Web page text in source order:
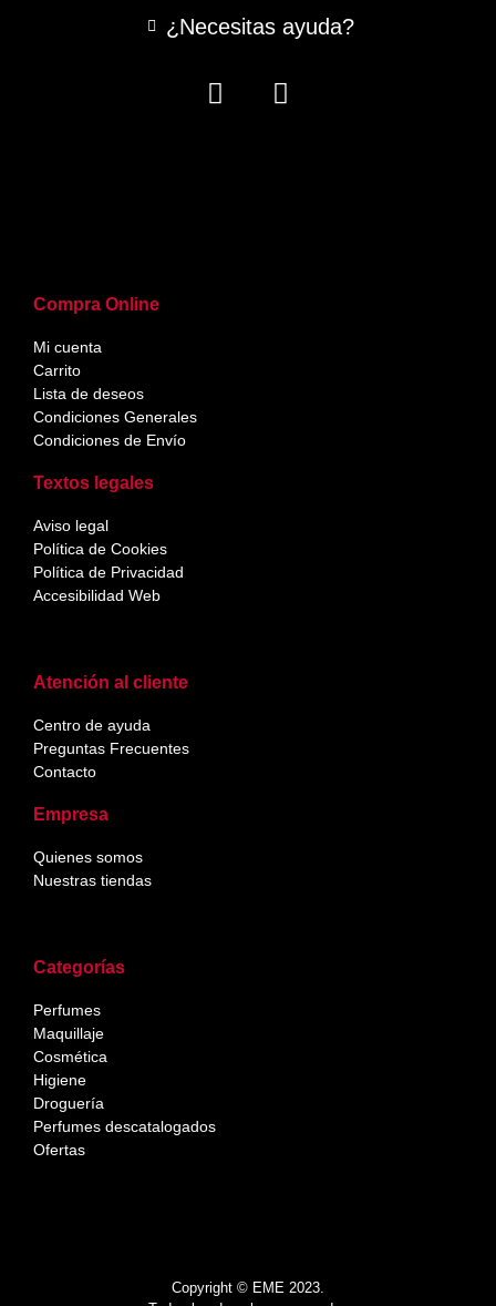
Copyright © EME 2023.
Categorías
Perfumes
Maquillaje
Cosmética
Higiene
Droguería
Perfumes descatalogados
Ofertas
Atención al cliente
Centro de ayuda
Preguntas Frecuentes
Contacto
Empresa
Quienes somos
Nuestras tiendas
Compra Online
Mi cuenta
Carrito
Lista de deseos
Condiciones Generales
Condiciones de Envío
Textos legales
Aviso legal
Política de Cookies
Política de Privacidad
Accesibilidad Web
¿Necesitas ayuda?